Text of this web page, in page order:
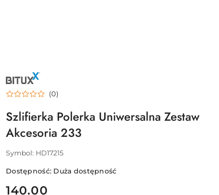
NAZWA
PRODUCENTA:
BITUXX
(0)
Szlifierka Polerka Uniwersalna Zestaw
Akcesoria 233
Symbol: HD17215
Dostępność: Duża dostępność
cena:
140.00